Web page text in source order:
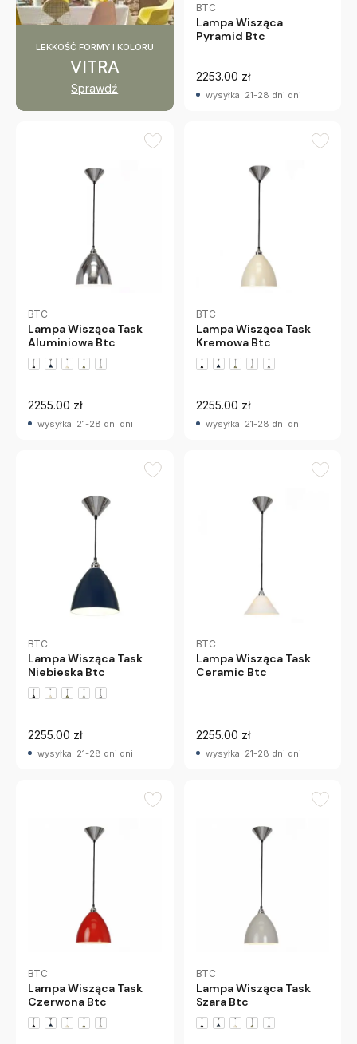
LEKKOŚĆ FORMY I KOLORU
VITRA
Sprawdź
BTC
Lampa Wisząca
Pyramid Btc
2253.00 zł
wysyłka: 21-28 dni dni
BTC
Lampa Wisząca Task
Aluminiowa Btc
2255.00 zł
wysyłka: 21-28 dni dni
BTC
Lampa Wisząca Task
Kremowa Btc
2255.00 zł
wysyłka: 21-28 dni dni
BTC
Lampa Wisząca Task
Niebieska Btc
2255.00 zł
wysyłka: 21-28 dni dni
BTC
Lampa Wisząca Task
Ceramic Btc
2255.00 zł
wysyłka: 21-28 dni dni
BTC
Lampa Wisząca Task
Czerwona Btc
BTC
Lampa Wisząca Task
Szara Btc